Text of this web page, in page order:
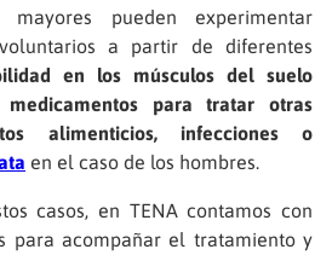
pueden experimentar
a partir de diferentes
en los músculos del suelo
para tratar otras
alimenticios, infecciones o
en el caso de los hombres.
casos, en TENA contamos con
para acompañar el tratamiento y